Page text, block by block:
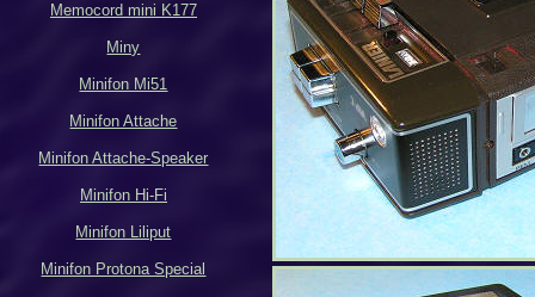
Memocord mini K177
Miny
Minifon Mi51
Minifon Attache
Minifon Attache-Speaker
Minifon Hi-Fi
Minifon Liliput
Minifon Protona Special